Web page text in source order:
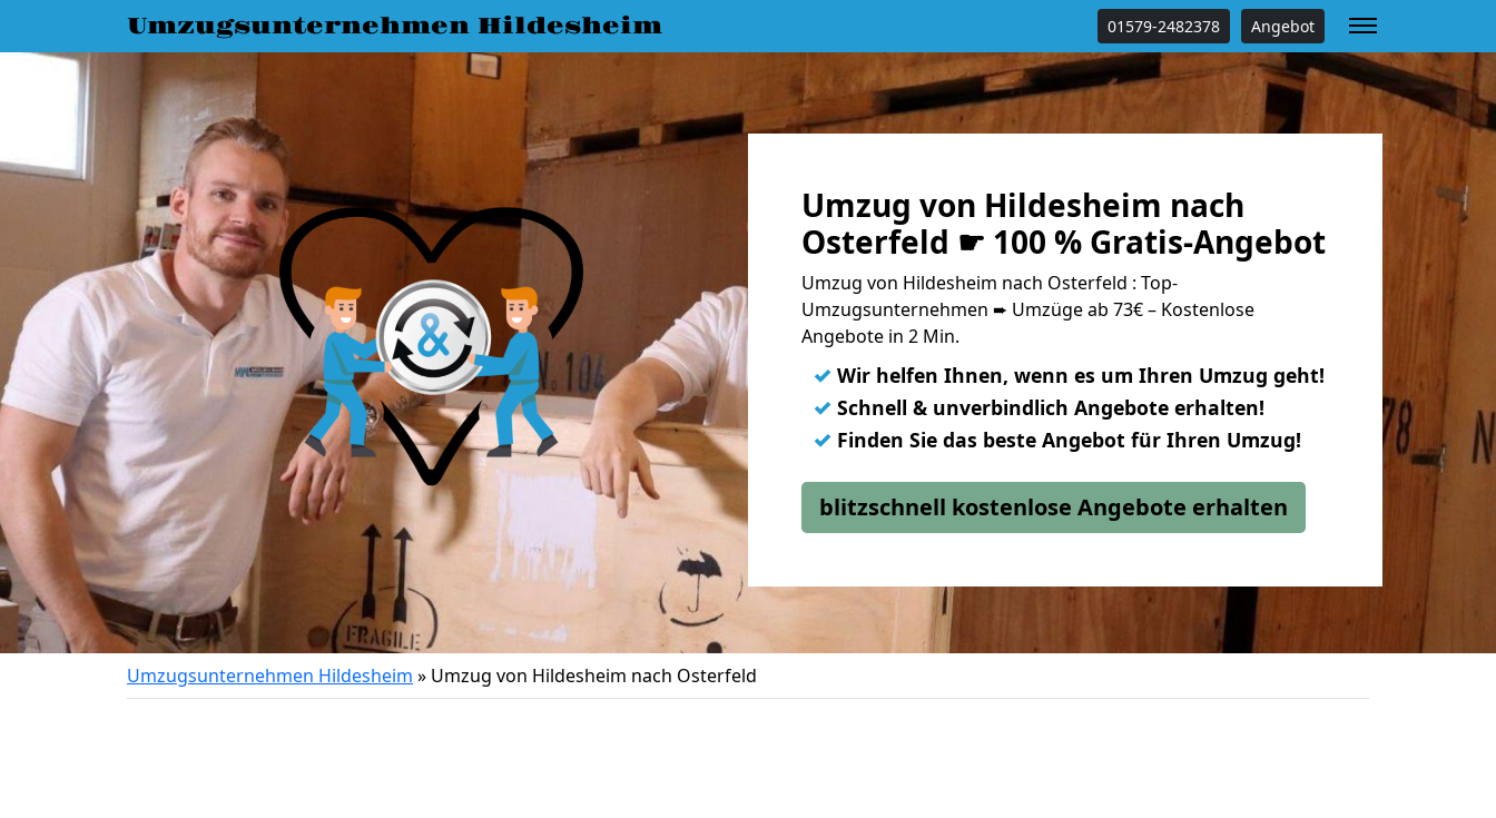
Umzugsunternehmen Hildesheim 01579-2482378 Angebot
Umzug von Hildesheim nach
Osterfeld ☛ 100 % Gratis-Angebot
Umzug von Hildesheim nach Osterfeld : Top-
Umzugsunternehmen ➨ Umzüge ab 73€ – Kostenlose
Angebote in 2 Min.
✓ Wir helfen Ihnen, wenn es um Ihren Umzug geht!
✓ Schnell & unverbindlich Angebote erhalten!
✓ Finden Sie das beste Angebot für Ihren Umzug!
blitzschnell kostenlose Angebote erhalten
Umzugsunternehmen Hildesheim » Umzug von Hildesheim nach Osterfeld